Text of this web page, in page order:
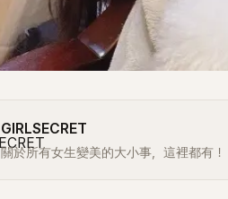
GIRLSECRET
關於所有女生變美的大小事，這裡都有！